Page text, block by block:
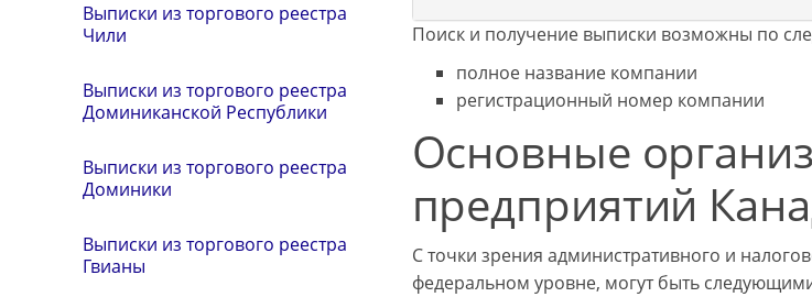
Выписки из торгового реестра
Чили
Выписки из торгового реестра
Доминиканской Республики
Выписки из торгового реестра
Доминики
Выписки из торгового реестра
Гвианы
Поиск и получение выписки возможны по
полное название компании
регистрационный номер компании
Основные
предприятий
С точки зрения административного и
федеральном уровне, могут быть